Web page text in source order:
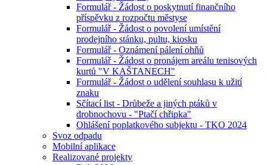
Formulář - Žádost o poskytnutí finančního
příspěvku z rozpočtu městyse
Formulář - Žádost o povolení umístění
prodejního stánku, pultu, kiosku
Formulář - Oznámení pálení ohňů
Formulář - Žádost o pronájem areálu tenisových
kurtů "V KAŠTANECH"
Formulář - Žádost o udělení souhlasu k užití
znaku
Sčítací list - Drůbeže a jiných ptáků v
drobnochovu - "Ptačí chřipka"
Ohlášení poplatkového subjektu - TKO 2024
Svoz odpadu
Mobilní aplikace
Realizované projekty